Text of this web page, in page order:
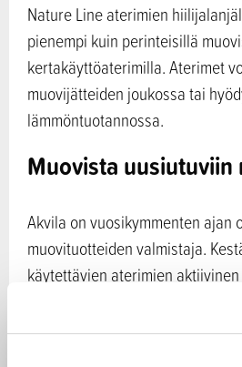
Nature Line aterimien
pienempi kuin perinteisillä
kertakäyttöaterimilla. Aterimet
muovijätteiden joukossa tai
lämmöntuotannossa.
Muovista uusiutuviin
Akvila on vuosikymmenten ajan
muovituotteiden valmistaja.
käytettävien aterimien
vuonna 2017 ja vuonna 2019
ensimmäisen version